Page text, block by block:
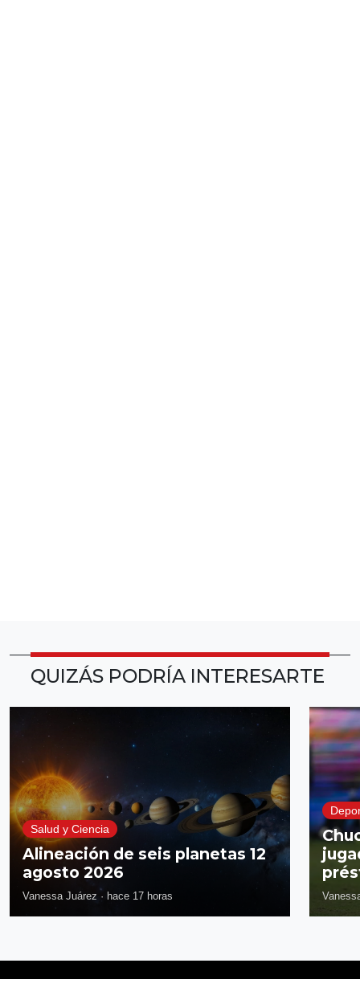
QUIZÁS PODRÍA INTERESARTE
Salud y Ciencia
Alineación de seis planetas 12
agosto 2026
Vanessa Juárez · hace 17 horas